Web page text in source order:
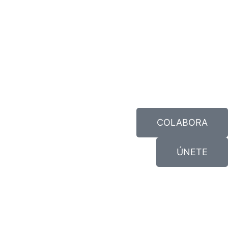
COLABORA
ÚNETE